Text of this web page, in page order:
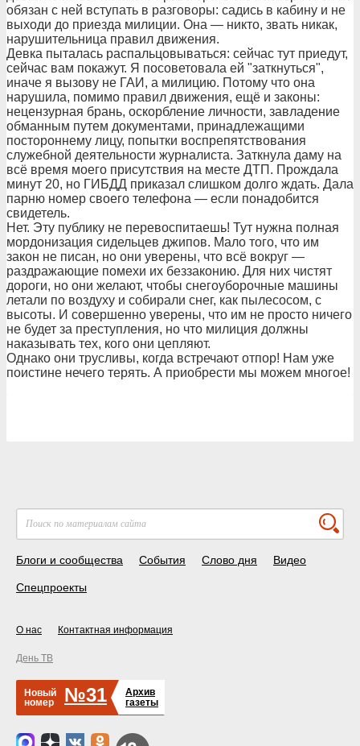
обязан с ней вступать в разговоры: садись в кабину и не
выходи до приезда милиции. Она — никто, звать никак,
нарушительница правил движения.
Девка пыталась распальцовываться: сейчас тут приедут,
сейчас вам покажут. Я посоветовала ей "заткнуться",
иначе я вызову не ГАИ, а милицию. Потому что она
нарушила, помимо правил движения, ещё и законы:
нецензурная брань, оскорбление личности, завладение
обманным путем документами, принадлежащими
постороннему лицу, попытки воспрепятствования
служебной деятельности журналиста. Заткнула даму на
всё время моего присутствия на месте ДТП. Прождала
минут 20, но ГИБДД приказал слишком долго ждать. Дала
парню номер своего телефона — если понадобится
свидетель.
Нет. Эту публику не перевоспитаешь! Тут нужна полная
мордонизация сидельцев джипов. Мало того, что им
закон не писан, но они уверены, что всё вокруг —
раздражающие помехи их беззаконию. Для них чистят
дороги, но они желают, чтобы снегоуборочные машины
летали по воздуху и собирали снег, как пылесосом, с
высоты. И совершенно уверены, что им не просто ничего
не будет за преступления, но что милиция должны
наказывать тех, кого они цепляют.
Однако они трусливы, когда встречают отпор! Нам уже
поистине нечего терять. А приобрести мы можем многое!
Блоги и сообщества События Слово дня Видео
Спецпроекты
О нас Контактная информация
День ТВ
Новый
номер
№31
Архив
газеты